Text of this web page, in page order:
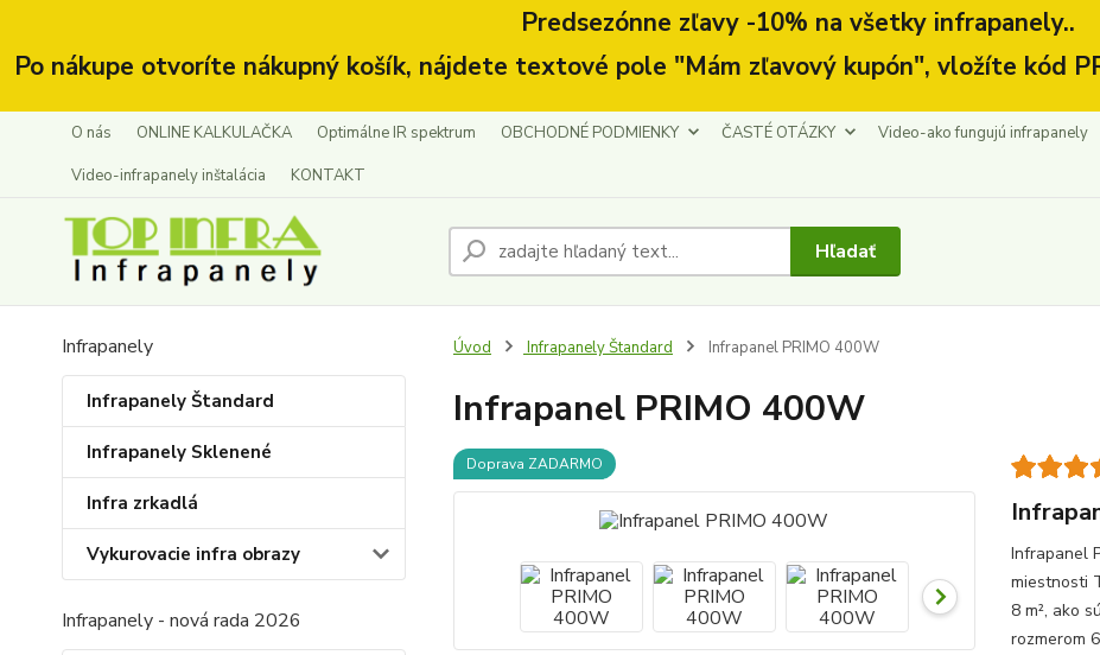
Predsezónne zľavy -10% na všetky infrapanely..
Po nákupe otvoríte nákupný košík, nájdete textové pole "Mám zľavový kupón", vložíte kód
O nás ONLINE KALKULAČKA Optimálne IR spektrum OBCHODNÉ PODMIENKY ČASTÉ OTÁZKY
Video-ako fungujú infrapanely
Video-infrapanely inštalácia
KONTAKT
Hľadať
Infrapanely
Infrapanely Štandard
Infrapanely Sklenené
Infra zrkadlá
Vykurovacie infra obrazy
Infrapanely - nová rada 2026
Úvod Infrapanely Štandard Infrapanel PRIMO 400W
Infrapanel PRIMO 400W
Doprava ZADARMO
Infrapanel
miestnosti
8 m², ako
rozmerom